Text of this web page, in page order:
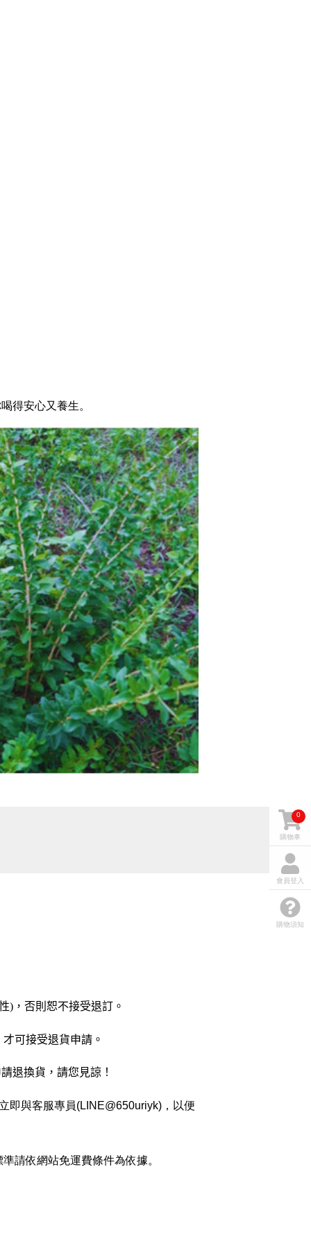
得安心又養生。
)，否則恕不接受退訂。
可接受退貨申請。
退換貨，請您見諒！
即與客服專員(LINE@650uriyk)，以便
請依網站免運費條件為依據。
購物車
0
會員登入
購物須知